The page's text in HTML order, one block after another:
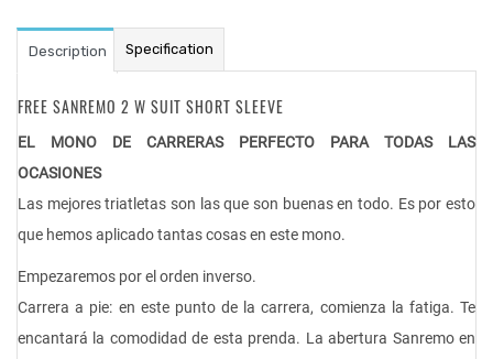
Description Specification
FREE SANREMO 2 W SUIT SHORT SLEEVE
EL MONO DE CARRERAS PERFECTO PARA TODAS LAS
OCASIONES
Las mejores triatletas son las que son buenas en todo. Es por esto
que hemos aplicado tantas cosas en este mono.
Empezaremos por el orden inverso.
Carrera a pie: en este punto de la carrera, comienza la fatiga. Te
encantará la comodidad de esta prenda. La abertura Sanremo en